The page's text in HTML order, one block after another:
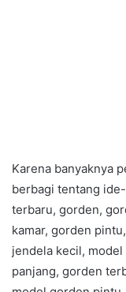
Karena banyaknya
berbagi tentang
terbaru, gorden,
kamar, gorden
jendela kecil,
panjang, gorden